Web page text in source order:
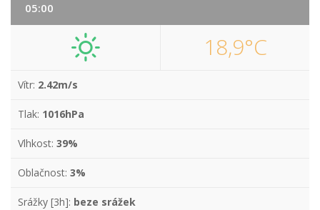
05:00
18,9°C
Vítr: 2.42m/s
Tlak: 1016hPa
Vlhkost: 39%
Oblačnost: 3%
Srážky [3h]: beze srážek